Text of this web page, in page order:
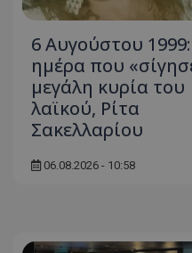
6 Αυγούστου
ημέρα που
μεγάλη κυρία του
λαϊκού, Ρίτα
Σακελλαρίου
06.08.2026 - 10:58